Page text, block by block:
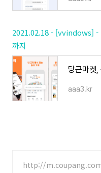
2021.02.18 - [vvindows] -
까지
당근마켓,
aaa3.kr
http://